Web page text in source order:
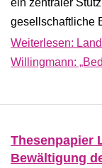
ein zentraler
gesellschaftliche
Weiterlesen:
Willingmann:
Thesenpapier
Bewältigung